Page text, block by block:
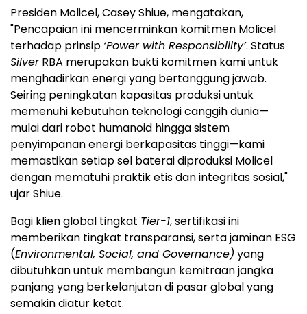
Presiden Molicel, Casey Shiue, mengatakan,
"Pencapaian ini mencerminkan komitmen Molicel
terhadap prinsip ‘Power with Responsibility’. Status
SilverRBA merupakan bukti komitmen kami untuk
menghadirkan energi yang bertanggung jawab.
Seiring peningkatan kapasitas produksi untuk
memenuhi kebutuhan teknologi canggih dunia—
mulai dari robot humanoid hingga sistem
penyimpanan energi berkapasitas tinggi—kami
memastikan setiap sel baterai diproduksi Molicel
dengan mematuhi praktik etis dan integritas sosial,"
ujar Shiue.
Bagi klien global tingkat Tier-1, sertifikasi ini
memberikan tingkat transparansi, serta jaminan ESG
(Environmental, Social, and Governance) yang
dibutuhkan untuk membangun kemitraan jangka
panjang yang berkelanjutan di pasar global yang
semakin diatur ketat.